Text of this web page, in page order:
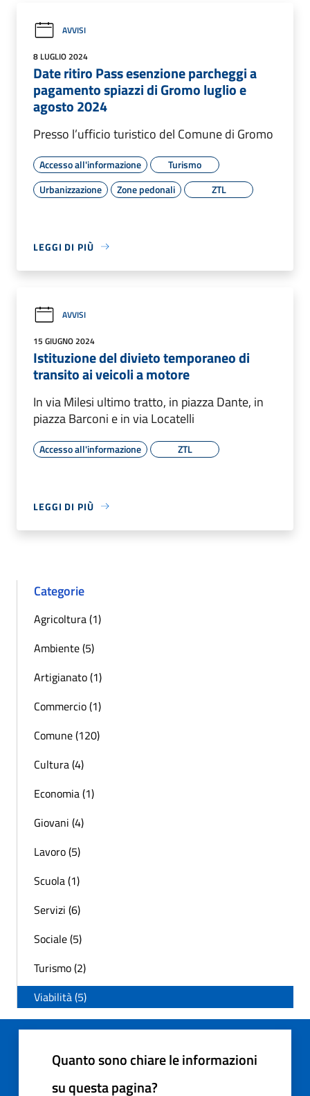
AVVISI
8 LUGLIO 2024
Date ritiro Pass esenzione parcheggi a
pagamento spiazzi di Gromo luglio e
agosto 2024
Presso l’ufficio turistico del Comune di Gromo
Accesso all'informazione
Turismo
Urbanizzazione
Zone pedonali ZTL
LEGGI DI PIÙ
AVVISI
15 GIUGNO 2024
Istituzione del divieto temporaneo di
transito ai veicoli a motore
In via Milesi ultimo tratto, in piazza Dante, in
piazza Barconi e in via Locatelli
Accesso all'informazione ZTL
LEGGI DI PIÙ
Categorie
Agricoltura (1)
Ambiente (5)
Artigianato (1)
Commercio (1)
Comune (120)
Cultura (4)
Economia (1)
Giovani (4)
Lavoro (5)
Scuola (1)
Servizi (6)
Sociale (5)
Turismo (2)
Viabilità (5)
Quanto sono chiare le informazioni
su questa pagina?